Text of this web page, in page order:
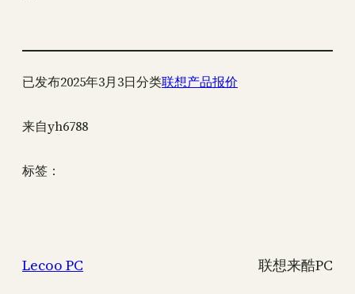
已发布2025年3月3日分类联想产品报价
来自yh6788
标签：
Lecoo PC 联想来酷PC